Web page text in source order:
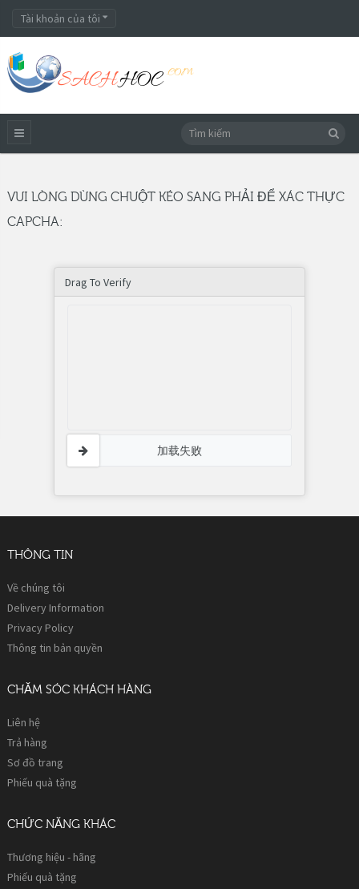
Tài khoản của tôi
VUI LÒNG DÙNG CHUỘT KÉO SANG PHẢI ĐỂ XÁC THỰC
CAPCHA:
Drag To Verify
加载失败
THÔNG TIN
Về chúng tôi
Delivery Information
Privacy Policy
Thông tin bản quyền
CHĂM SÓC KHÁCH HÀNG
Liên hệ
Trả hàng
Sơ đồ trang
Phiếu quà tặng
CHỨC NĂNG KHÁC
Thương hiệu - hãng
Phiếu quà tặng